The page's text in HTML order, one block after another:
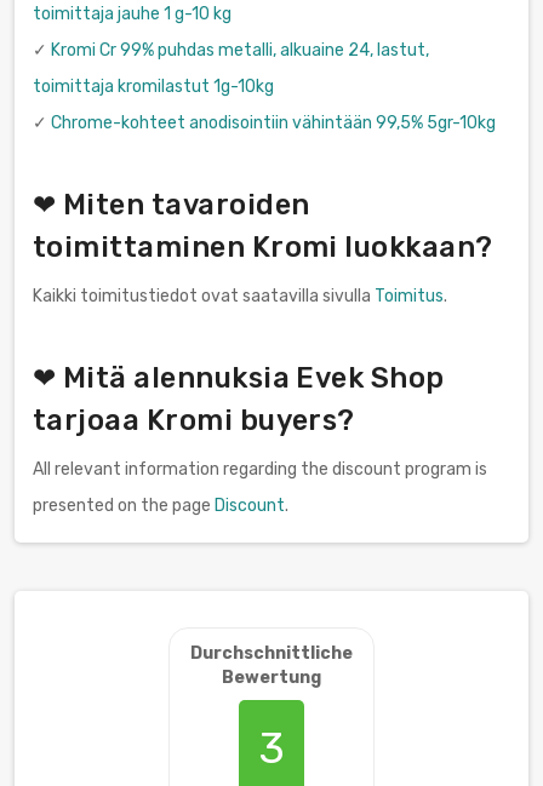
toimittaja jauhe 1 g-10 kg
✓ Kromi Cr 99% puhdas metalli, alkuaine 24, lastut,
toimittaja kromilastut 1g-10kg
✓ Chrome-kohteet anodisointiin vähintään 99,5% 5gr-10kg
❤ Miten tavaroiden
toimittaminen Kromi luokkaan?
Kaikki toimitustiedot ovat saatavilla sivulla Toimitus.
❤ Mitä alennuksia Evek Shop
tarjoaa Kromi buyers?
All relevant information regarding the discount program is
presented on the page Discount.
Durchschnittliche
Bewertung
3